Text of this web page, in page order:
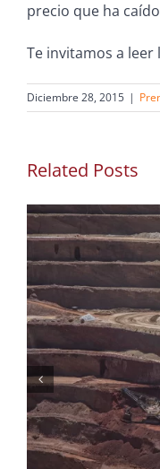
precio que ha
Te invitamos a
Diciembre 28, 2015 |
Related Posts